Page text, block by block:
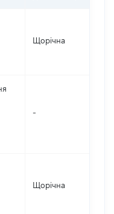
Щорічна
-
Щорічна